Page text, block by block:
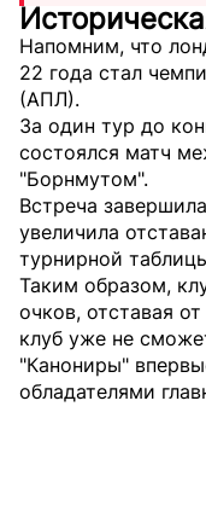
Напомним, что
22 года стал
(АПЛ).
За один тур до
состоялся матч
"Борнмутом".
Встреча
увеличила
турнирной
Таким образом,
очков, отставая
клуб уже не
"Канониры"
обладателями